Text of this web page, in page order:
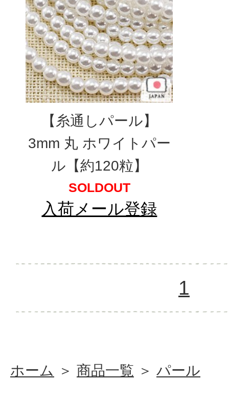
【糸通しパール】
3mm 丸 ホワイトパー
ル【約120粒】
SOLDOUT
入荷メール登録
1
ホーム ＞ 商品一覧 ＞ パール